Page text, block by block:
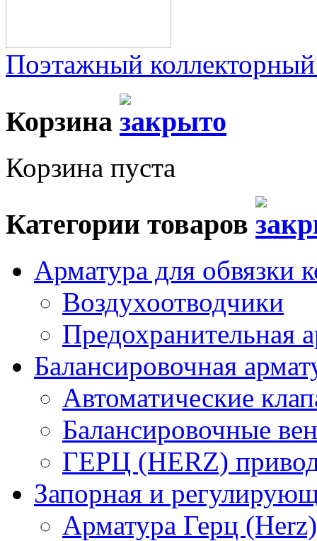
Поэтажный
Корзина
Корзина пуста
Категории товаров
Арматура для обвязки
Воздухоотводчики
Предохранительная
Балансировочная
Автоматические
Балансировочные
ГЕРЦ (HERZ)
Запорная и
Арматура Герц